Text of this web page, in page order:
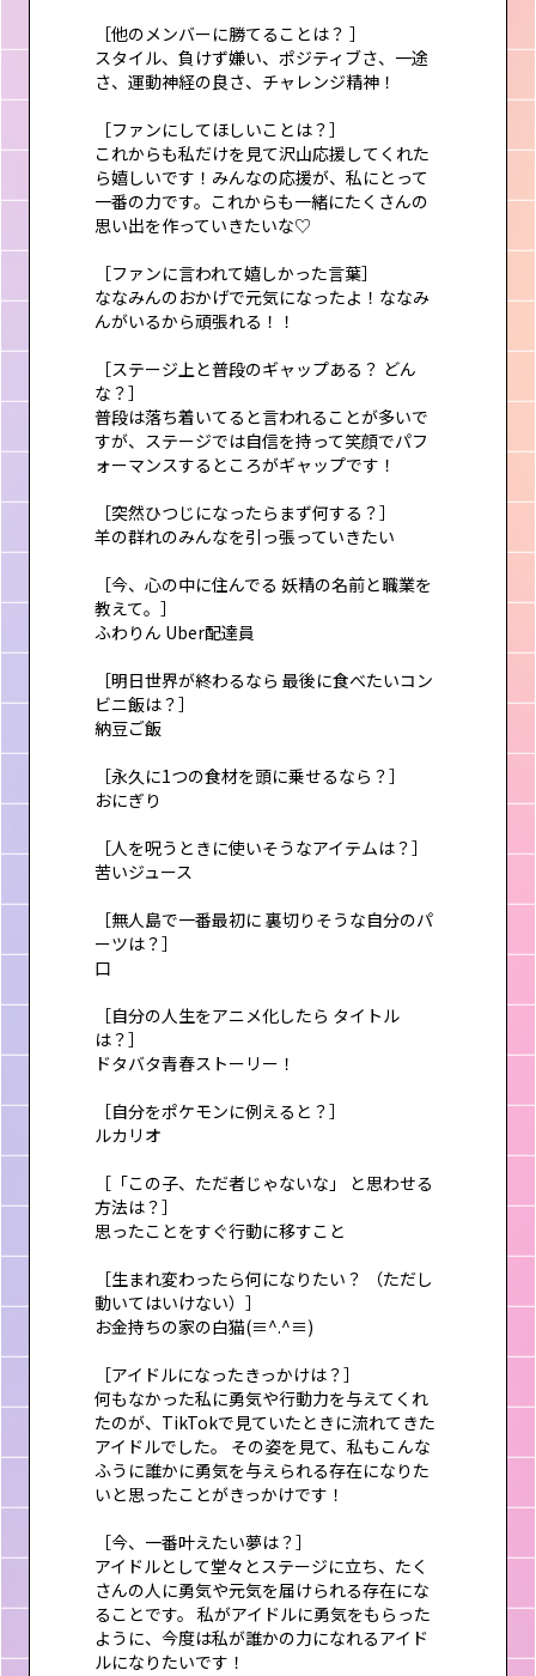
［他のメンバーに勝てることは？ ］
スタイル、負けず嫌い、ポジティブさ、一途
さ、運動神経の良さ、チャレンジ精神！
［ファンにしてほしいことは？］
これからも私だけを見て沢山応援してくれた
ら嬉しいです！みんなの応援が、私にとって
一番の力です。これからも一緒にたくさんの
思い出を作っていきたいな♡
［ファンに言われて嬉しかった言葉］
ななみんのおかげで元気になったよ！ななみ
んがいるから頑張れる！！
［ステージ上と普段のギャップある？ どん
な？］
普段は落ち着いてると言われることが多いで
すが、ステージでは自信を持って笑顔でパフ
ォーマンスするところがギャップです！
［突然ひつじになったらまず何する？］
羊の群れのみんなを引っ張っていきたい
［今、心の中に住んでる 妖精の名前と職業を
教えて。］
ふわりん Uber配達員
［明日世界が終わるなら 最後に食べたいコン
ビニ飯は？］
納豆ご飯
［永久に1つの食材を頭に乗せるなら？］
おにぎり
［人を呪うときに使いそうなアイテムは？］
苦いジュース
［無人島で一番最初に 裏切りそうな自分のパ
ーツは？］
口
［自分の人生をアニメ化したら タイトル
は？］
ドタバタ青春ストーリー！
［自分をポケモンに例えると？］
ルカリオ
［「この子、ただ者じゃないな」 と思わせる
方法は？］
思ったことをすぐ行動に移すこと
［生まれ変わったら何になりたい？ （ただし
動いてはいけない）］
お金持ちの家の白猫(≡^.^≡)
［アイドルになったきっかけは？］
何もなかった私に勇気や行動力を与えてくれ
たのが、TikTokで見ていたときに流れてきた
アイドルでした。 その姿を見て、私もこんな
ふうに誰かに勇気を与えられる存在になりた
いと思ったことがきっかけです！
［今、一番叶えたい夢は？］
アイドルとして堂々とステージに立ち、たく
さんの人に勇気や元気を届けられる存在にな
ることです。 私がアイドルに勇気をもらった
ように、今度は私が誰かの力になれるアイド
ルになりたいです！